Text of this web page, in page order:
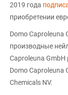
2019 года
приобретении
Domo Caproleuna
производные
Caproleuna GmbH
Domo Caproleuna
Chemicals NV.